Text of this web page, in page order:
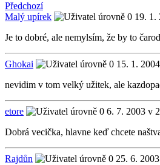
Předchozí
Malý upírek
19. 1.
Je to dobré, ale nemylsím, že by to
Ghokai
15. 1.
nevidim v tom velký užitek, ale
etore
6. 7. 2003 v
Dobrá vecička, hlavne keď chcete
Rajdůn
25. 6.